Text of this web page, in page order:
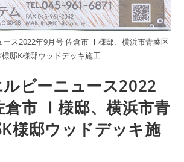
ース2022年9月号 佐倉市 Ⅰ様邸、横浜市青葉区
様邸K様邸ウッドデッキ施工
ビーニュース2022
倉市 Ⅰ様邸、横浜市青
様邸ウッドデッキ施